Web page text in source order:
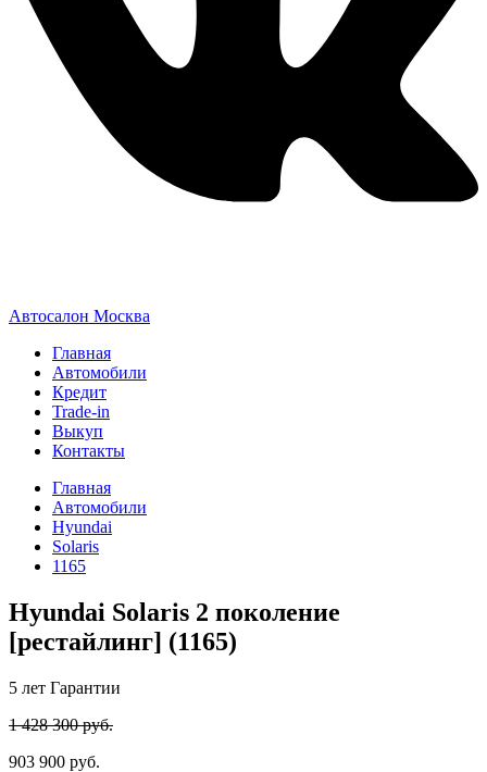
Автосалон Москва
Главная
Автомобили
Кредит
Trade-in
Выкуп
Контакты
Главная
Автомобили
Hyundai
Solaris
1165
Hyundai Solaris 2 поколение
[рестайлинг] (1165)
5 лет Гарантии
1 428 300 руб.
903 900 руб.